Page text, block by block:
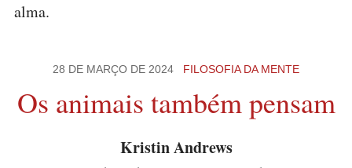
alma.
28 DE MARÇO DE 2024 FILOSOFIA DA MENTE
Os animais também pensam
Kristin Andrews